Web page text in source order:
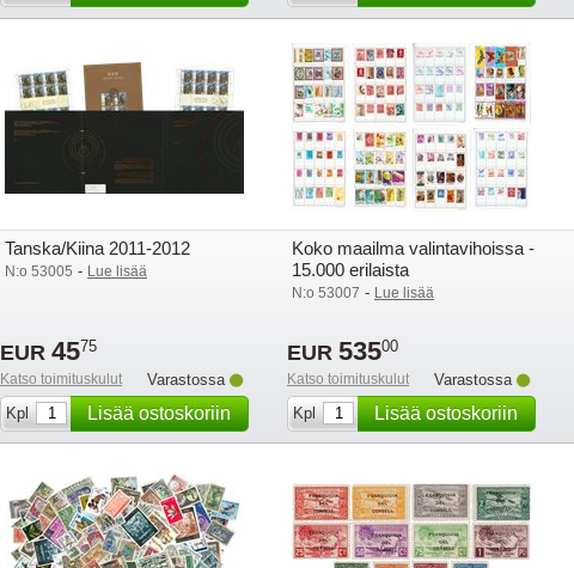
Tanska/Kiina 2011-2012
N:o 53005 - Lue lisää
EUR 4575
Katso toimituskulut
Varastossa
Kpl
Lisää ostoskoriin
Koko maailma valintavihoissa -
15.000 erilaista
N:o 53007 - Lue lisää
EUR 53500
Katso toimituskulut
Varastossa
Kpl
Lisää ostoskoriin